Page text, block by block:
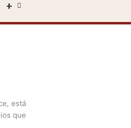
+
está
que